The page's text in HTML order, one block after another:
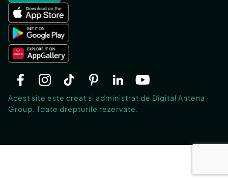
Acest site este creat si administrat de Digital Antena
Group. Toate drepturile rezervate.